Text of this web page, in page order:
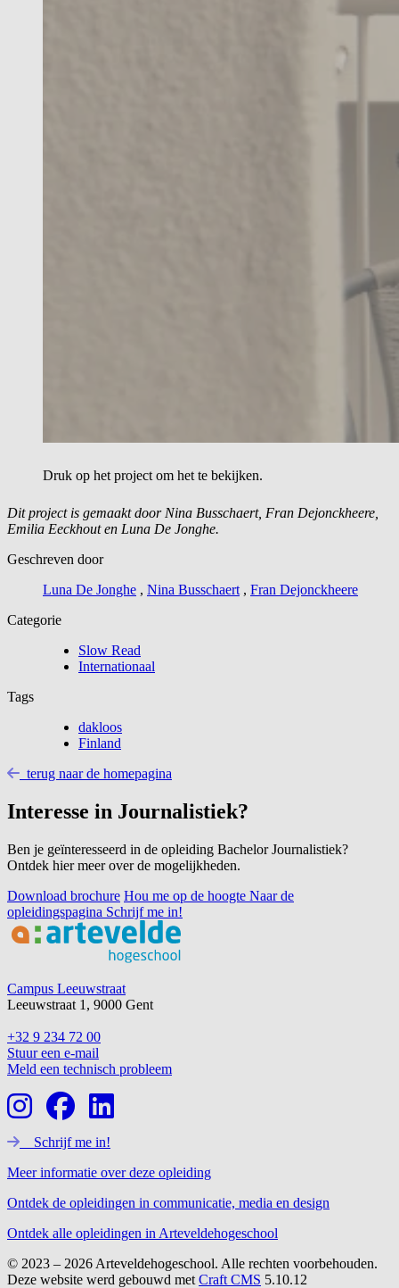
Druk op het project om het te bekijken.
Dit project is gemaakt door Nina Busschaert, Fran Dejonckheere,
Emilia Eeckhout en Luna De Jonghe.
Geschreven door
Luna De Jonghe , Nina Busschaert , Fran Dejonckheere
Categorie
Slow Read
Internationaal
Tags
dakloos
Finland
terug naar de homepagina
Interesse in Journalistiek?
Ben je geïnteresseerd in de opleiding Bachelor Journalistiek?
Ontdek hier meer over de mogelijkheden.
Download brochure Hou me op de hoogte Naar de
opleidingspagina Schrijf me in!
Footer
Campus Leeuwstraat
Leeuwstraat 1, 9000 Gent
+32 9 234 72 00
Stuur een e-mail
Meld een technisch probleem
Schrijf me in!
Meer informatie over deze opleiding
Ontdek de opleidingen in communicatie, media en design
Ontdek alle opleidingen in Arteveldehogeschool
© 2023 – 2026 Arteveldehogeschool. Alle rechten voorbehouden.
Deze website werd gebouwd met Craft CMS 5.10.12